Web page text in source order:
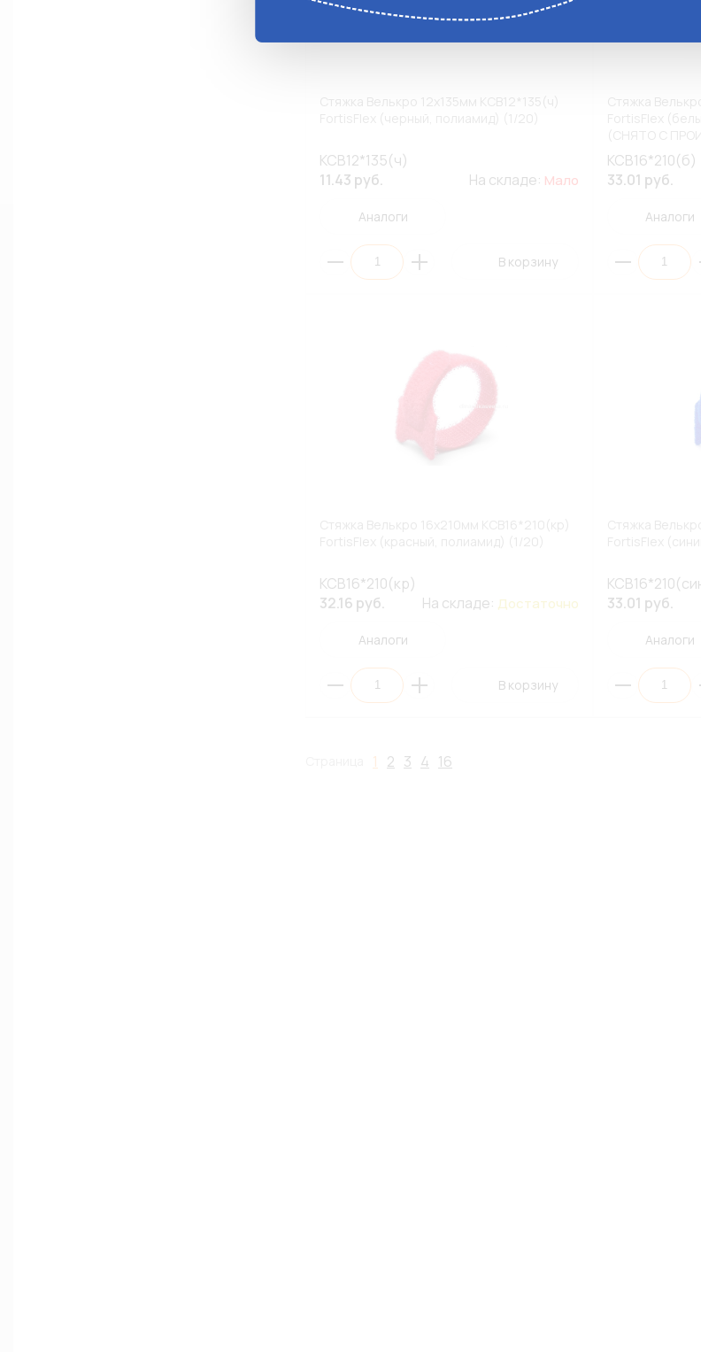
Стяжка Велькро 12х135мм КСВ12*135(ч)
FortisFlex (черный, полиамид) (1/20)
КСВ12*135(ч)
11.43 руб.
На складе: Мало
Аналоги
В корзину
Стяжка
FortisFlex
КСВ16*210(б)
33.01 руб.
Аналоги
КСВ16*210(кр)
32.16 руб.
На складе: Достаточно
Аналоги
В корзину
33.01 руб.
Аналоги
1 2 3 4 16